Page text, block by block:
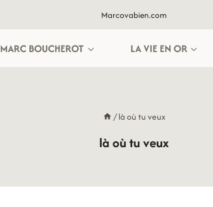
Marcovabien.com
MARC BOUCHEROT LA VIE EN OR
/là où tu veux
là où tu veux